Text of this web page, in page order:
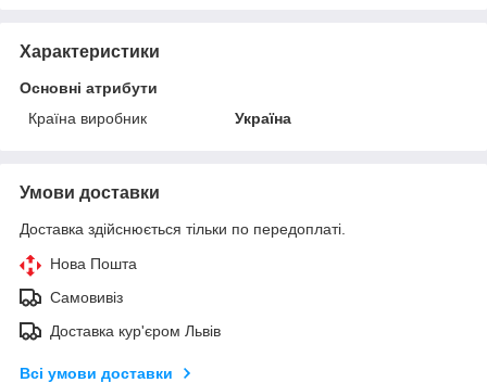
Характеристики
Основні атрибути
Країна виробник
Україна
Умови доставки
Доставка здійснюється тільки по передоплаті.
Нова Пошта
Самовивіз
Доставка кур'єром Львів
Всі умови доставки